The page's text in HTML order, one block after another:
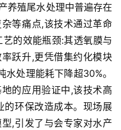
养殖尾水处理中普遍存在
等痛点,该技术通过革命
的效能瓶颈:其透氧膜与
跃升,更凭借集约化模块
处理能耗下降超30%。
的应用验证中,该技术高
的环保改造成本。现场展
,引发了与会专家对水产